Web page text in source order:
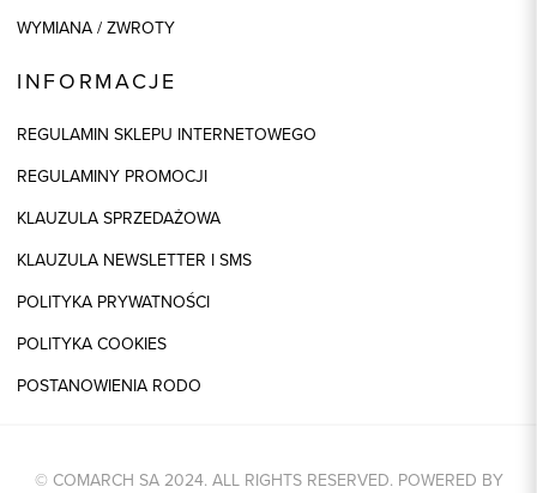
WYMIANA / ZWROTY
INFORMACJE
REGULAMIN SKLEPU INTERNETOWEGO
REGULAMINY PROMOCJI
KLAUZULA SPRZEDAŻOWA
KLAUZULA NEWSLETTER I SMS
POLITYKA PRYWATNOŚCI
POLITYKA COOKIES
POSTANOWIENIA RODO
© COMARCH SA 2024. ALL RIGHTS RESERVED. POWERED BY